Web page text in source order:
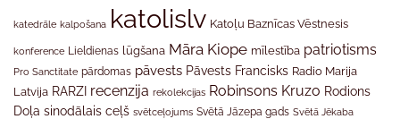
katedrāle kalpošana katolislv Katoļu Baznīcas Vēstnesis
konference Lieldienas lūgšana Māra Kiope mīlestība patriotisms
Pro Sanctitate pārdomas pāvests Pāvests Francisks Radio Marija
Latvija RARZI recenzija rekolekcijas Robinsons Kruzo Rodions
Doļa sinodālais ceļš svētceļojums Svētā Jāzepa gads Svētā Jēkaba